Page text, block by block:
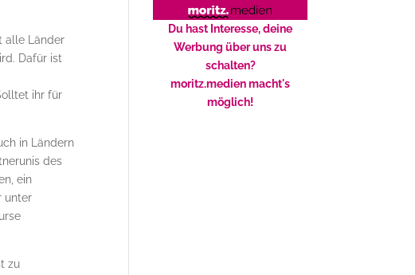
alle Länder
Dafür ist
ihr für
in Ländern
des
ein
unter
zu
Du hast Interesse, deine
Werbung über uns zu
schalten?
moritz.medien macht's
möglich!